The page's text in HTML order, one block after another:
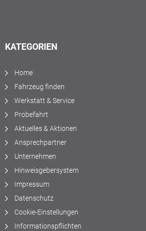
KATEGORIEN
Home
Fahrzeug finden
Werkstatt & Service
Probefahrt
Aktuelles & Aktionen
Ansprechpartner
Unternehmen
Hinweisgebersystem
Impressum
Datenschutz
Cookie-Einstellungen
Informationspflichten